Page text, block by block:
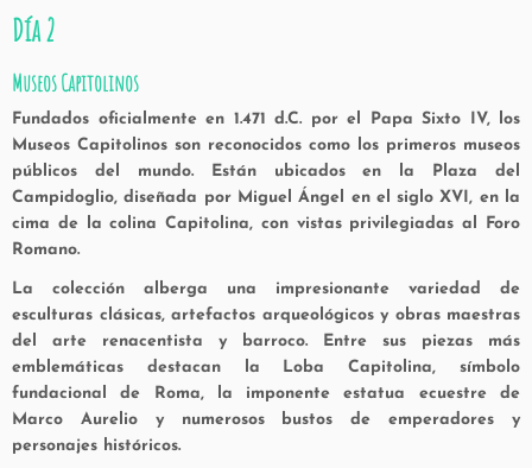
Día 2
Museos Capitolinos
Fundados oficialmente en 1.471 d.C. por el Papa Sixto IV, los
Museos Capitolinos son reconocidos como los primeros museos
públicos del mundo. Están ubicados en la Plaza del
Campidoglio, diseñada por Miguel Ángel en el siglo XVI, en la
cima de la colina Capitolina, con vistas privilegiadas al Foro
Romano.
La colección alberga una impresionante variedad de
esculturas clásicas, artefactos arqueológicos y obras maestras
del arte renacentista y barroco. Entre sus piezas más
emblemáticas destacan la Loba Capitolina, símbolo
fundacional de Roma, la imponente estatua ecuestre de
Marco Aurelioy numerosos bustos de emperadores y
personajes históricos.